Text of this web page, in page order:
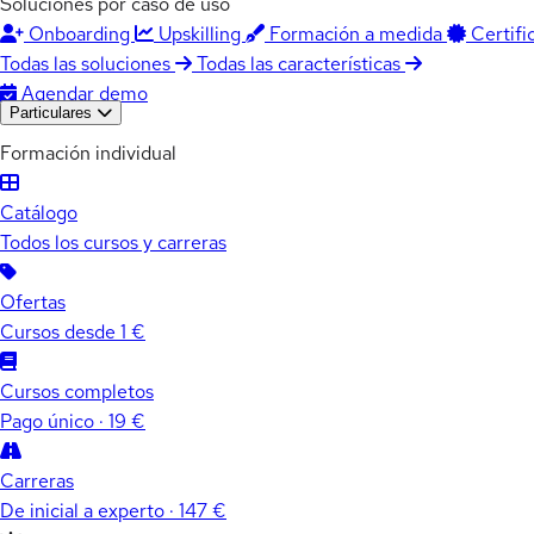
Onboarding
Upskilling Formación a medida
Todas las soluciones
Todas las características
Agendar demo
Particulares
Formación individual
Catálogo
Todos los cursos y carreras
Ofertas
Cursos desde 1 €
Cursos completos
Pago único · 19 €
Carreras
De inicial a experto · 147 €